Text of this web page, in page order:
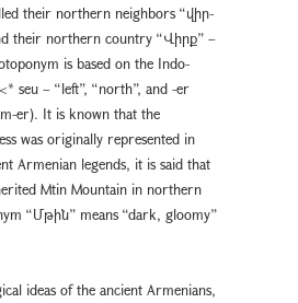
their northern neighbors “վիր-
their northern country “Վիրք” –
is based on the Indo-
seu – “left”, “north”, and -er
er). It is known that the
was originally represented in
Armenian legends, it is said that
Mtin Mountain in northern
“Մթին” means “dark, gloomy”
ideas of the ancient Armenians,